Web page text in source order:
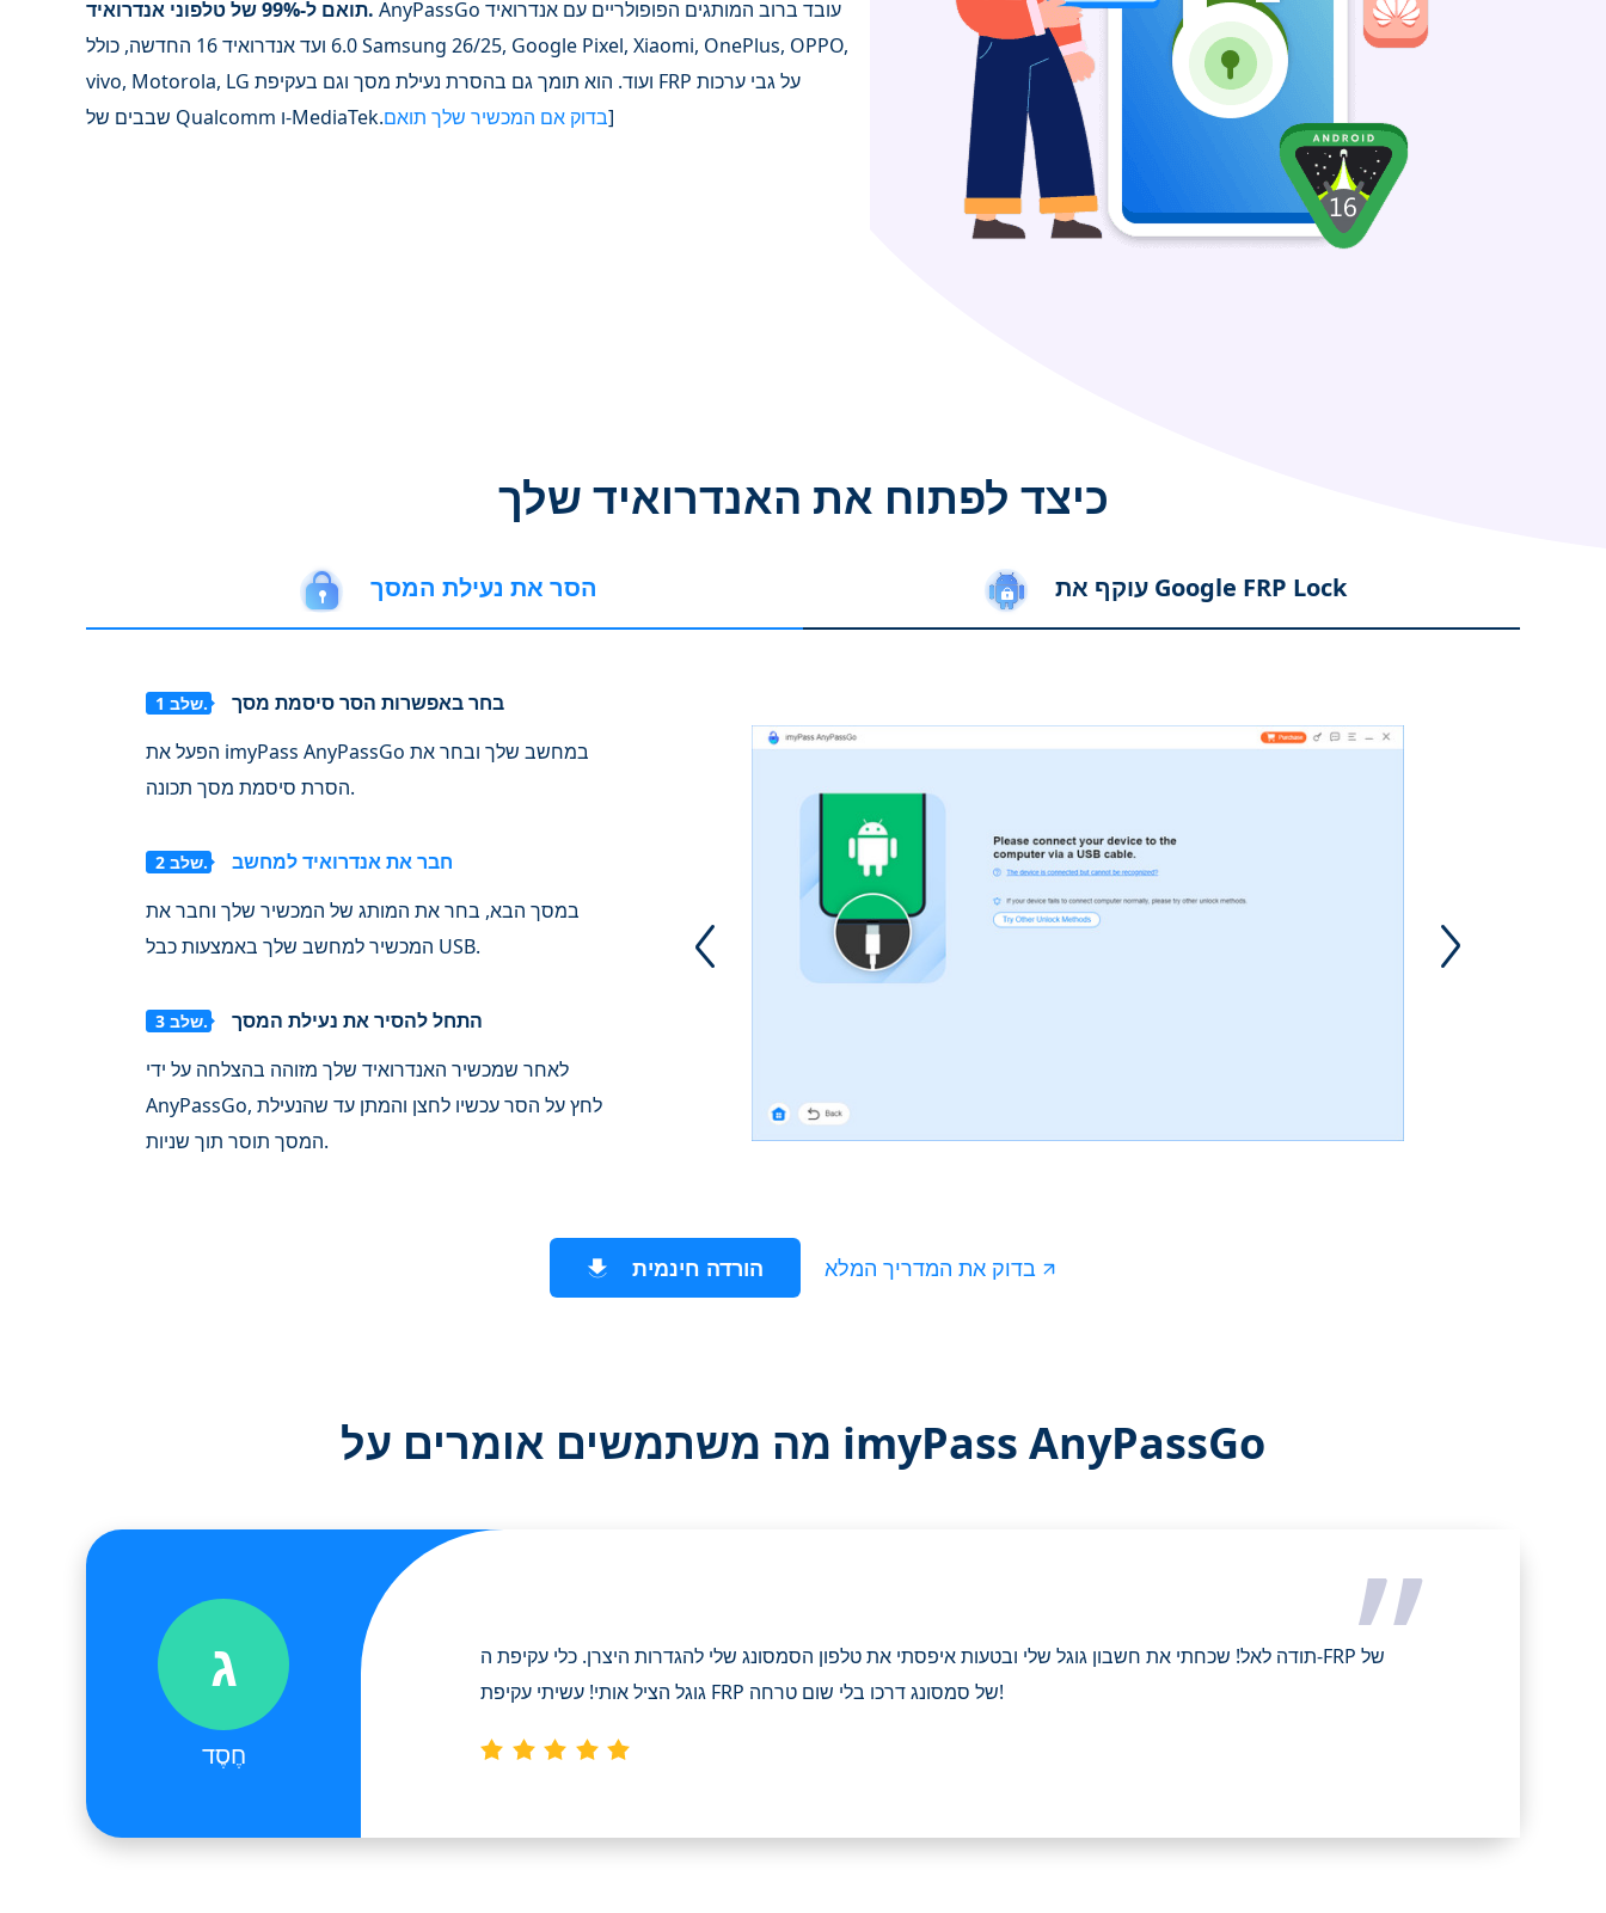
תואם ל‑99% של טלפוני אנדרואיד. AnyPassGo עובד ברוב המותגים הפופולריים עם אנדרואיד
6.0 ועד אנדרואיד 16 החדשה, כולל Samsung 26/25, Google Pixel, Xiaomi, OnePlus, OPPO,
vivo, Motorola, LG ועוד. הוא תומך גם בהסרת נעילת מסך וגם בעקיפת FRP על גבי ערכות
שבבים של Qualcomm ו‑MediaTek.בדוק אם המכשיר שלך תואם]
כיצד לפתוח את האנדרואיד שלך
הסר את נעילת המסך עוקף את Google FRP Lock
שלב 1.
בחר באפשרות הסר סיסמת מסך
הפעל את imyPass AnyPassGo במחשב שלך ובחר את
הסרת סיסמת מסךתכונה.
שלב 2.
חבר את אנדרואיד למחשב
במסך הבא, בחר את המותג של המכשיר שלך וחבר את
המכשיר למחשב שלך באמצעות כבל USB.
שלב 3.
התחל להסיר את נעילת המסך
לאחר שמכשיר האנדרואיד שלך מזוהה בהצלחה על ידי
AnyPassGo, לחץ על הסר עכשיו לחצן והמתן עד שהנעילת
המסך תוסר תוך שניות.
הורדה חינמית
מה משתמשים אומרים על imyPass AnyPassGo
ג
חֶסֶד
תודה לאל! שכחתי את חשבון גוגל שלי ובטעות איפסתי את טלפון הסמסונג שלי להגדרות היצרן. כלי עקיפת ה-FRP של
גוגל הציל אותי! עשיתי עקיפת FRP של סמסונג דרכו בלי שום טרחה!
”